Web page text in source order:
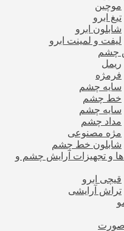
موچین
تیغ ابرو
شابلون ابرو
لیفت و لمینت ابرو
چشم
ریمل
فرمژه
سایه چشم
خط چشم
سایه چشم
مداد چشم
مژه مصنوعی
شابلون خط چشم
و تجهیزات آرایش چشم و
قیچی ابرو
تراش آرایشی
صورت